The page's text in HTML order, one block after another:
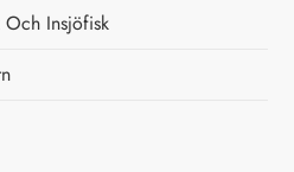
Och Insjöfisk